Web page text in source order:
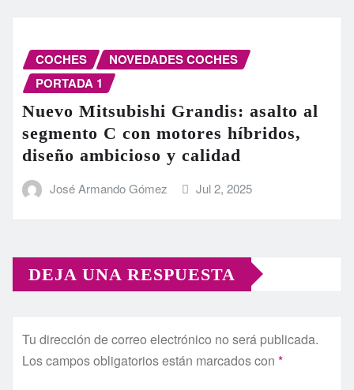
COCHES
NOVEDADES COCHES
PORTADA 1
Nuevo Mitsubishi Grandis: asalto al
segmento C con motores híbridos,
diseño ambicioso y calidad
José Armando Gómez Jul 2, 2025
DEJA UNA RESPUESTA
Tu dirección de correo electrónico no será publicada.
Los campos obligatorios están marcados con *